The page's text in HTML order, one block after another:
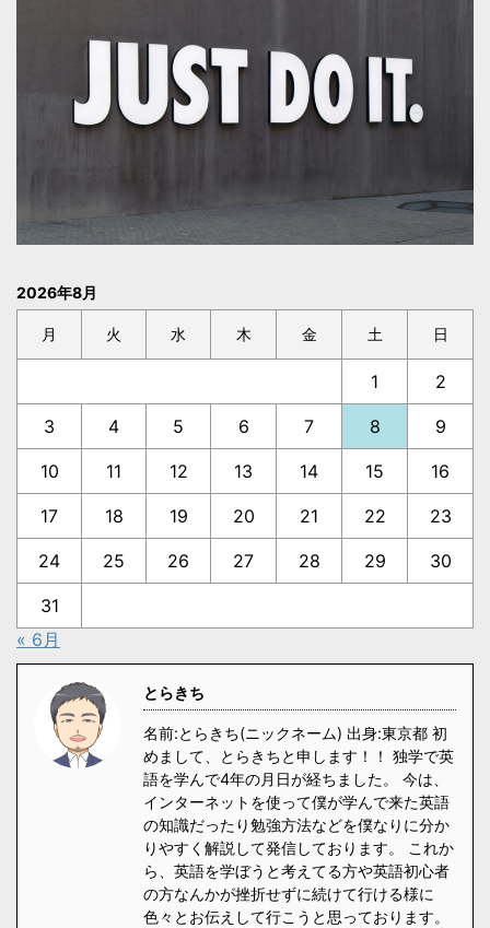
2026年8月
月 火 水 木 金 土 日
1 2
3 4 5 6 7 8 9
10 11 12 13 14 15 16
17 18 19 20 21 22 23
24 25 26 27 28 29 30
31
« 6月
とらきち
名前:とらきち(ニックネーム) 出身:東京都 初
めまして、とらきちと申します！！ 独学で英
語を学んで4年の月日が経ちました。 今は、
インターネットを使って僕が学んで来た英語
の知識だったり勉強方法などを僕なりに分か
りやすく解説して発信しております。 これか
ら、英語を学ぼうと考えてる方や英語初心者
の方なんかが挫折せずに続けて行ける様に
色々とお伝えして行こうと思っております。